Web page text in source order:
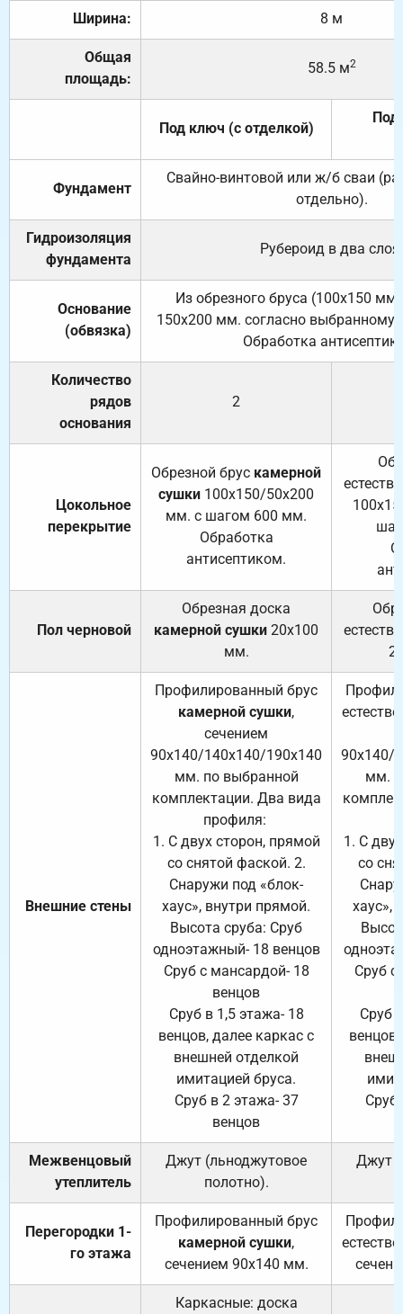
Ширина: 8 м
Общая
площадь:
58.5 м2
Под ключ (с отделкой)
Под
Фундамент
Свайно-винтовой или ж/б сваи
отдельно).
Гидроизоляция
фундамента
Рубероид в два слоя.
Основание
(обвязка)
Из обрезного бруса (100х150
150х200 мм. согласно выбранному
Обработка
Количество
рядов
основания
2
Цокольное
перекрытие
Обрезной брус камерной
сушки 100х150/50х200
мм. с шагом 600 мм.
Обработка
антисептиком.
Пол черновой
Обрезная доска
камерной сушки 20х100
мм.
Внешние стены
Профилированный брус
камерной сушки,
сечением
90х140/140х140/190х140
мм. по выбранной
комплектации. Два вида
профиля:
1. С двух сторон, прямой
со снятой фаской. 2.
Снаружи под «блок-
хаус», внутри прямой.
Высота сруба: Сруб
одноэтажный- 18 венцов
Сруб с мансардой- 18
венцов
Сруб в 1,5 этажа- 18
венцов, далее каркас с
внешней отделкой
имитацией бруса.
Сруб в 2 этажа- 37
венцов
90х140/
мм.
1. С
со
хаус»,
Сруб с
Сруб
Сруб
Межвенцовый
утеплитель
Джут (льноджутовое
полотно).
Джут
Перегородки 1-
го этажа
Профилированный брус
камерной сушки,
сечением 90х140 мм.
Каркасные: доска